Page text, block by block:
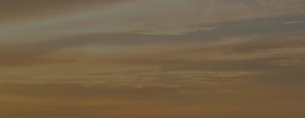
skanowanie charakterystyki urządzenia do celów identyfikacji.